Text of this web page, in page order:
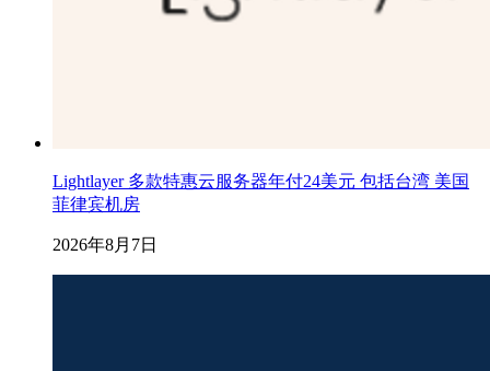
Lightlayer 多款特惠云服务器年付24美元 包括台湾 美国
菲律宾机房
2026年8月7日